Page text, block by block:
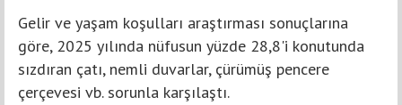
Gelir ve yaşam koşulları araştırması sonuçlarına
göre, 2025 yılında nüfusun yüzde 28,8'i konutunda
sızdıran çatı, nemli duvarlar, çürümüş pencere
çerçevesi vb. sorunla karşılaştı.